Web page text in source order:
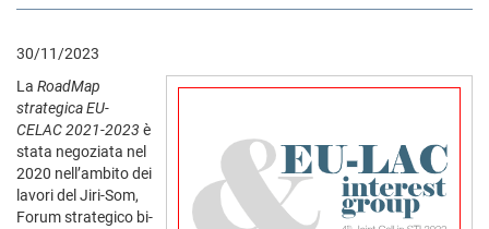
30/11/2023
La RoadMap
strategica EU-
CELAC 2021-2023 è
stata negoziata nel
2020 nell’ambito dei
lavori del Jiri-Som,
Forum strategico bi-